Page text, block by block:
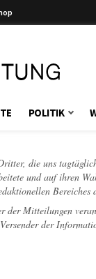
POLITIK
die uns
und auf ihren
Bereiches
Mitteilungen
der